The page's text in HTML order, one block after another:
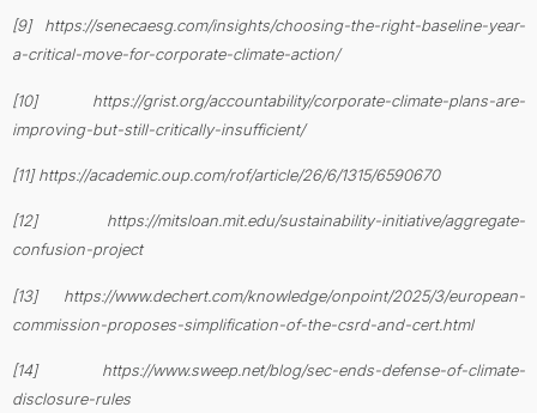
[9] https://senecaesg.com/insights/choosing-the-right-baseline-year-
a-critical-move-for-corporate-climate-action/
[10] https://grist.org/accountability/corporate-climate-plans-are-
improving-but-still-critically-insufficient/
[11] https://academic.oup.com/rof/article/26/6/1315/6590670
[12] https://mitsloan.mit.edu/sustainability-initiative/aggregate-
confusion-project
[13] https://www.dechert.com/knowledge/onpoint/2025/3/european-
commission-proposes-simplification-of-the-csrd-and-cert.html
[14] https://www.sweep.net/blog/sec-ends-defense-of-climate-
disclosure-rules